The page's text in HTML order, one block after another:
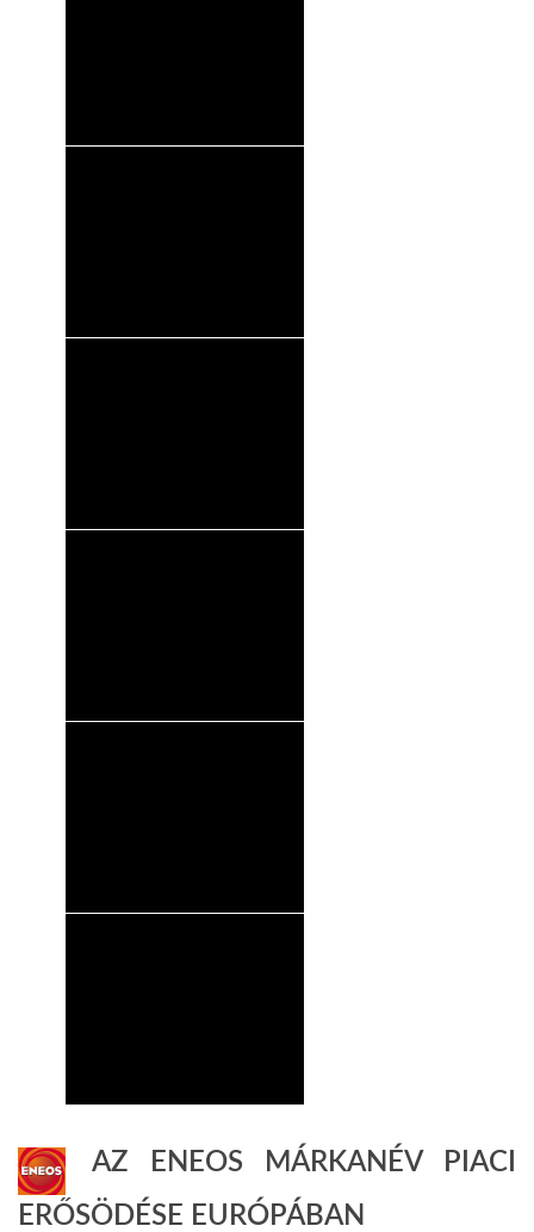
AZ ENEOS MÁRKANÉV PIACI
ERŐSÖDÉSE EURÓPÁBAN